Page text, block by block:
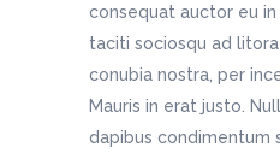
consequat auctor eu
taciti sociosqu ad
conubia nostra, per
Mauris in erat justo.
dapibus condimentum